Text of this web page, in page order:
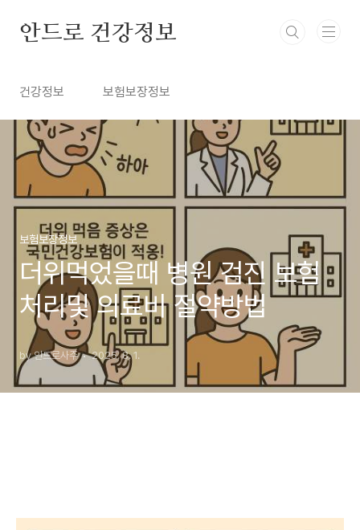
안드로 건강정보
건강정보 보험보장정보
보험보장정보
더위먹었을때 병원 검진 보험
처리및 의료비 절약방법
by 안드로사주 2025. 8. 1.